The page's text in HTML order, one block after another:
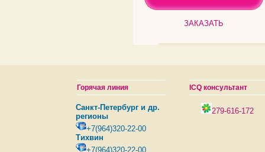
ЗАКАЗАТЬ
Горячая линия
Санкт-Петербург и др.
регионы
+7(964)320-22-00
Тихвин
+7(964)320-22-00
ICQ консультант
279-616-172